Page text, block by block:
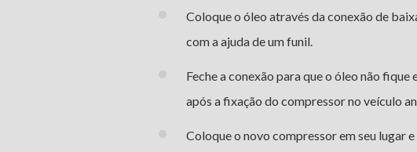
Coloque o óleo através da conexão de
com a ajuda de um funil.
Feche a conexão para que o óleo não
após a fixação do compressor no veículo
Coloque o novo compressor em seu lugar